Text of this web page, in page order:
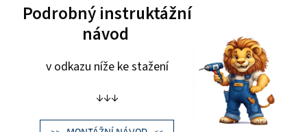
Podrobný instruktážní
návod
v odkazu níže ke stažení
↓↓↓